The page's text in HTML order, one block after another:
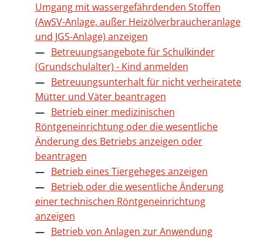
Umgang mit wassergefährdenden Stoffen
(AwSV-Anlage, außer Heizölverbraucheranlage
und JGS-Anlage) anzeigen
Betreuungsangebote für Schulkinder
(Grundschulalter) - Kind anmelden
Betreuungsunterhalt für nicht verheiratete
Mütter und Väter beantragen
Betrieb einer medizinischen
Röntgeneinrichtung oder die wesentliche
Änderung des Betriebs anzeigen oder
beantragen
Betrieb eines Tiergeheges anzeigen
Betrieb oder die wesentliche Änderung
einer technischen Röntgeneinrichtung
anzeigen
Betrieb von Anlagen zur Anwendung